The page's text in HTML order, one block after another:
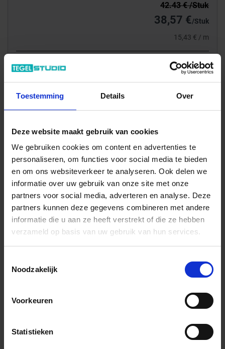
Toestemming Details Over
Deze website maakt gebruik van cookies
We gebruiken cookies om content en advertenties te
personaliseren, om functies voor social media te bieden
en om ons websiteverkeer te analyseren. Ook delen we
informatie over uw gebruik van onze site met onze
partners voor social media, adverteren en analyse. Deze
partners kunnen deze gegevens combineren met andere
informatie die u aan ze heeft verstrekt of die ze hebben
verzameld op basis van uw gebruik van hun services.
Noodzakelijk
Voorkeuren
Statistieken
42.43 € /Stuk
38,57 €/Stuk
15,43 € / m
Totale prijs / geleverde hoeveelheid
38,57 €
Wil je graag een afspraak?
Onze verkoopspecialisten staan graag voor je klaar:
Productaanvraag
Andere Series van Schlüter Systems